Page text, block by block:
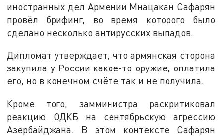
иностранных дел Армении Мнацакан Сафарян
провёл брифинг, во время которого было
сделано несколько антирусских выпадов.
Дипломат утверждает, что армянская сторона
закупила у России какое-то оружие, оплатила
его, но в конечном счёте так и не получила.
Кроме того, замминистра раскритиковал
реакцию ОДКБ на сентябрьскую агрессию
Азербайджана. В этом контексте Сафарян